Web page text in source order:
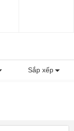
Sắp xếp